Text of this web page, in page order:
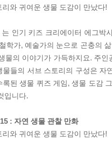
와 귀여운 생물 도감이 만났다!
는 인기 키즈 크리에이터 에그
학가, 예술가의 눈으로 곤충의
물의 이야기가 가득하지요. 주
물들의 서브 스토리의 구성은
록된 생물 퀴즈 게임, 생물 도감
입니다.
: 자연 생물 관찰 만화
와 귀여운 생물 도감이 만났다!